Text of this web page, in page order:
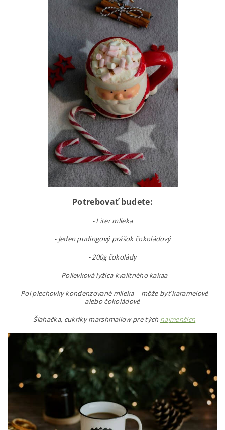
Potrebovať budete:
- Liter mlieka
- Jeden pudingový prášok čokoládový
- 200g čokolády
- Polievková lyžica kvalitného kakaa
- Pol plechovky kondenzované mlieka – môže byť karamelové
alebo čokoládové
- Šľahačka, cukríky marshmallow pre tých najmenších